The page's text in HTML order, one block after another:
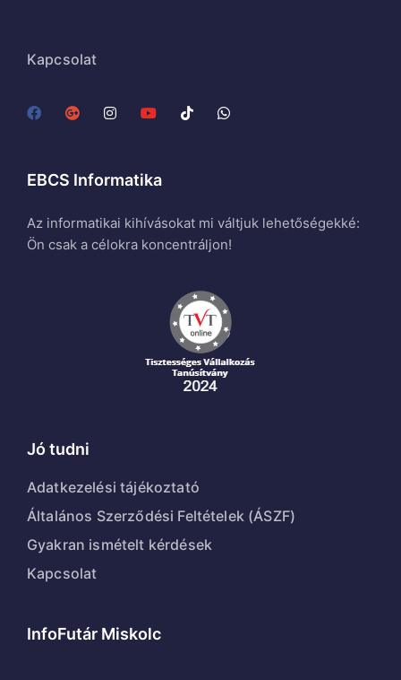
Kapcsolat
EBCS Informatika
Az informatikai kihívásokat mi váltjuk lehetőségekké:
Ön csak a célokra koncentráljon!
Jó tudni
Adatkezelési tájékoztató
Általános Szerződési Feltételek (ÁSZF)
Gyakran ismételt kérdések
Kapcsolat
InfoFutár Miskolc